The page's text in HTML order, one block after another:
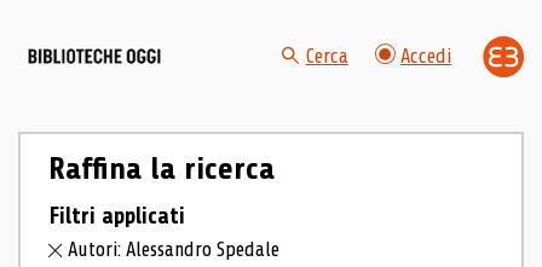
Cerca Accedi
Raffina la ricerca
Filtri applicati
Autori: Alessandro Spedale